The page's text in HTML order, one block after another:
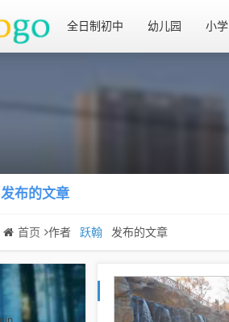
全日制初中 幼儿园 小学
发布的文章
首页 作者 跃翰 发布的文章